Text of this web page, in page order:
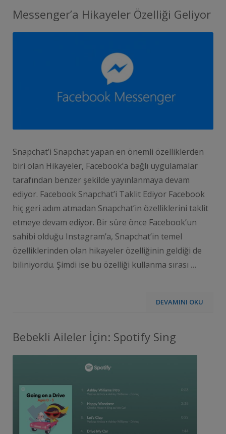
Messenger’a Hikayeler Özelliği Geliyor
Snapchat’i Snapchat yapan en önemli özelliklerden
biri olan Hikayeler, Facebook’a bağlı uygulamalar
tarafından benzer şekilde yayınlanmaya devam
ediyor. Facebook Snapchat’i Taklit Ediyor Facebook
hiç geri adım atmadan Snapchat’in özelliklerini taklit
etmeye devam ediyor. Bir süre önce Facebook’un
sahibi olduğu Instagram’a, Snapchat’in temel
özelliklerinden olan hikayeler özelliğinin geldiği de
biliniyordu. Şimdi ise bu özelliği kullanma sırası …
DEVAMINI OKU
Bebekli Aileler İçin: Spotify Sing